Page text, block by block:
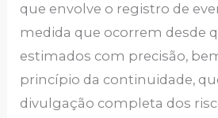
que envolve o registro de
medida que ocorrem desde
estimados com precisão,
princípio da continuidade,
divulgação completa dos